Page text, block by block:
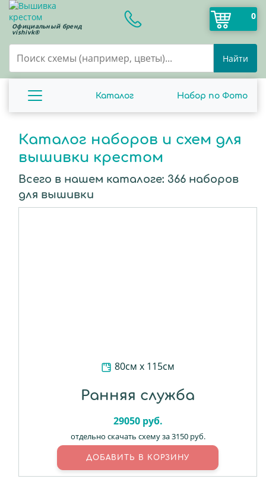
Официальный бренд
vishivk®
0
Найти
Каталог Набор по Фото
Каталог наборов и схем для
вышивки крестом
Всего в нашем каталоге: 366 наборов
для вышивки
80см х 115см
Ранняя служба
29050 руб.
отдельно скачать схему за 3150 руб.